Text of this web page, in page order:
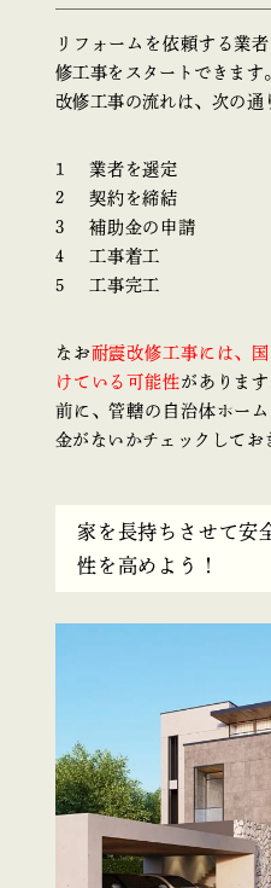
リフォームを依頼する業
修工事をスタートできます
改修工事の流れは、次の通
業者を選定
契約を締結
補助金の申請
工事着工
工事完工
なお耐震改修工事には、
けている可能性がありま
前に、管轄の自治体ホー
金がないかチェックしてお
家を長持ちさせて安
性を高めよう！